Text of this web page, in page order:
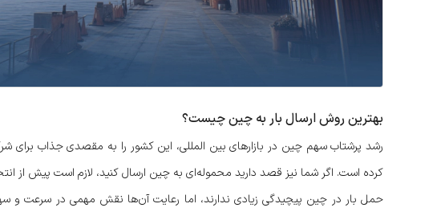
بهترین روش ارسال بار به چین چیست؟
رشد پرشتاب سهم چین در بازارهای بین‌ المللی، این کشور را به مقصدی جذاب برای
کرده است. اگر شما نیز قصد دارید محموله‌ای به چین ارسال کنید، لازم است پیش از
حمل بار در چین پیچیدگی زیادی ندارند، اما رعایت آن‌ها نقش مهمی در سرعت و